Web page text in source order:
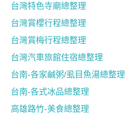
台灣特色寺廟總整理
台灣賞櫻行程總整理
台灣賞梅行程總整理
台灣汽車旅館住宿總整理
台南-各家鹹粥/虱目魚湯總整理
台南-各式冰品總整理
高雄路竹-美食總整理